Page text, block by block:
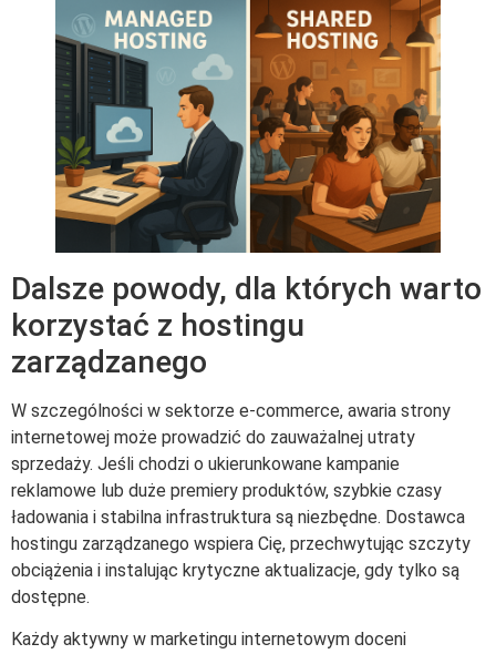
Dalsze powody, dla których warto
korzystać z hostingu
zarządzanego
W szczególności w sektorze e-commerce, awaria strony
internetowej może prowadzić do zauważalnej utraty
sprzedaży. Jeśli chodzi o ukierunkowane kampanie
reklamowe lub duże premiery produktów, szybkie czasy
ładowania i stabilna infrastruktura są niezbędne. Dostawca
hostingu zarządzanego wspiera Cię, przechwytując szczyty
obciążenia i instalując krytyczne aktualizacje, gdy tylko są
dostępne.
Każdy aktywny w marketingu internetowym doceni